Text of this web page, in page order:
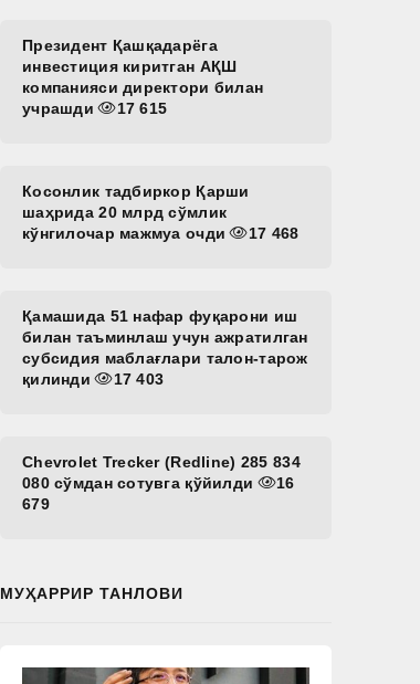
Президент Қашқадарёга
инвестиция киритган АҚШ
компанияси директори билан
учрашди
17 615
Косонлик тадбиркор Қарши
шаҳрида 20 млрд сўмлик
кўнгилочар мажмуа очди
17 468
Қамашида 51 нафар фуқарони иш
билан таъминлаш учун ажратилган
субсидия маблағлари талон-тарож
қилинди
17 403
Chevrolet Trecker (Redline) 285 834
080 сўмдан сотувга қўйилди
16
679
МУҲАРРИР ТАНЛОВИ